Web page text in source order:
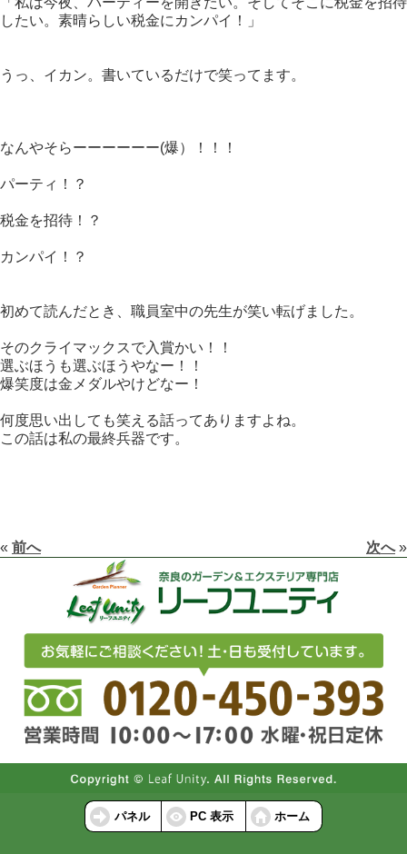
したい。素晴らしい税金にカンパイ！」
うっ、イカン。書いているだけで笑ってます。
なんやそらーーーーーー(爆）！！！
パーティ！？
税金を招待！？
カンパイ！？
初めて読んだとき、職員室中の先生が笑い転げました。
そのクライマックスで入賞かい！！
選ぶほうも選ぶほうやなー！！
爆笑度は金メダルやけどなー！
何度思い出しても笑える話ってありますよね。
この話は私の最終兵器です。
« 前へ 次へ»
パネル PC 表示 ホーム